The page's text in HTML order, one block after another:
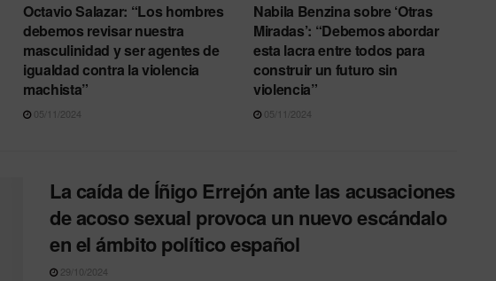
Octavio Salazar: “Los hombres
debemos revisar nuestra
masculinidad y ser agentes de
igualdad contra la violencia
machista”
05/11/2024
Nabila Benzina sobre ‘Otras
Miradas’: “Debemos abordar
esta lacra entre todos para
construir un futuro sin
violencia”
05/11/2024
La caída de Íñigo Errejón ante las acusaciones
de acoso sexual provoca un nuevo escándalo
en el ámbito político español
29/10/2024